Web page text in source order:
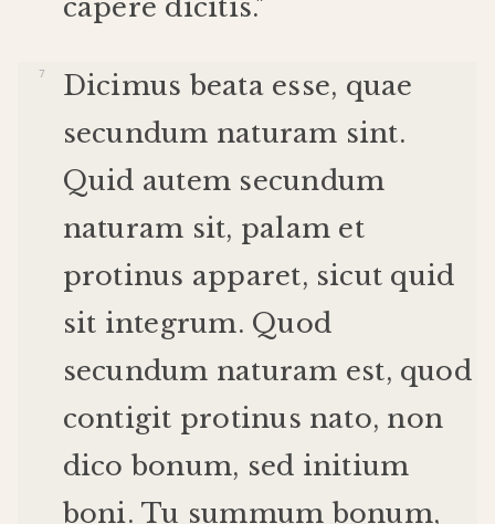
capere dicitis."
Dicimus beata esse, quae
secundum naturam sint.
Quid autem secundum
naturam sit, palam et
protinus apparet, sicut quid
sit integrum. Quod
secundum naturam est, quod
contigit protinus nato, non
dico bonum, sed initium
boni.Tu summum bonum,